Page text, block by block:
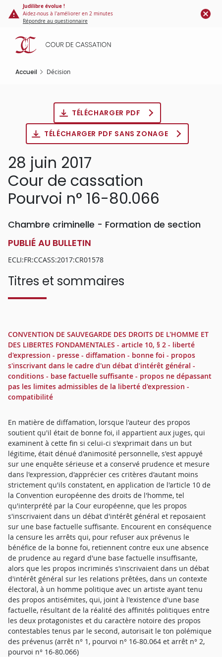
Panneau de gestion des cookies
contenu
principal
Judilibre évolue !
Aidez-nous à l'améliorer en 2 minutes
Répondre au questionnaire
Accueil Décision
TÉLÉCHARGER PDF
TÉLÉCHARGER PDF SANS ZONAGE
28 juin 2017
Cour de cassation
Pourvoi n° 16-80.066
Chambre criminelle - Formation de section
PUBLIÉ AU BULLETIN
ECLI:FR:CCASS:2017:CR01578
Titres et sommaires
CONVENTION DE SAUVEGARDE DES DROITS DE L'HOMME ET
DES LIBERTES FONDAMENTALES - article 10, § 2 - liberté
d'expression - presse - diffamation - bonne foi - propos
s'inscrivant dans le cadre d'un débat d'intérêt général -
conditions - base factuelle suffisante - propos ne dépassant
pas les limites admissibles de la liberté d'expression -
compatibilité
En matière de diffamation, lorsque l'auteur des propos
soutient qu'il était de bonne foi, il appartient aux juges, qui
examinent à cette fin si celui-ci s'exprimait dans un but
légitime, était dénué d'animosité personnelle, s'est appuyé
sur une enquête sérieuse et a conservé prudence et mesure
dans l'expression, d'apprécier ces critères d'autant moins
strictement qu'ils constatent, en application de l'article 10 de
la Convention européenne des droits de l'homme, tel
qu'interprété par la Cour européenne, que les propos
s'inscrivaient dans un débat d'intérêt général et reposaient
sur une base factuelle suffisante. Encourent en conséquence
la censure les arrêts qui, pour refuser aux prévenus le
bénéfice de la bonne foi, retiennent contre eux une absence
de prudence au regard d'une base factuelle insuffisante,
alors que les propos incriminés s'inscrivaient dans un débat
d'intérêt général sur les relations prêtées, dans un contexte
électoral, à un homme politique avec un artiste ayant tenu
des propos antisémites, qui, joint à l'existence d'une base
factuelle, résultant de la réalité des affinités politiques entre
les deux protagonistes et du caractère notoire des propos
contestables tenus par le second, autorisait le ton polémique
des prévenus (arrêt n° 1, pourvoi n° 16-80.064 et arrêt n° 2,
pourvoi n° 16-80.066)